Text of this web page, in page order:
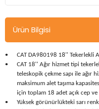
Ürün Bilgisi
•
CAT DA980198 18'' Tekerlekli
•
CAT 18'' Ağır hizmet tipi
teleskopik çekme sapı ile ağır
maksimum alet taşıma
için toplam 18 adet açık cep
•
Yüksek görünürlükteki sarı